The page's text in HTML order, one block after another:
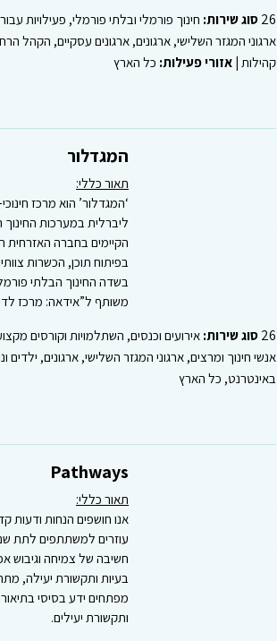
26 סוג שירות: חינוך פורמלי ובלתי פורמלי, פעילויות
ארגוני המגזר השלישי, ארגונים, ארגונים עסקיים, הקהל
קהילות | אזורי פעילות: כל הארץ
המגדלור
תאור כללי:
‘המגדלור’ הוא מרכז
ליברלית במערכות
הקיימים בחברה האזרחית
בפיתוח תוכן, הכשרות
בשדה החינוך הבלתי
משותף ל”אידאה: מרכז
26 סוג שירות: אירועים וכנסים, השתלמויות וקורסים
אנשי חינוך ומרצים, ארגוני המגזר השלישי, ארגונים,
באינטרנט, כל הארץ
Pathways
תאור כללי:
אנו חושפים הנחות ודעות
עוזרים למשתתפים לתת
חשיבה של צמיחה וגיבוש
בעיות ותקשורת יעילה,
מפתחים ידע בסיסי
ותקשורת יעילים.